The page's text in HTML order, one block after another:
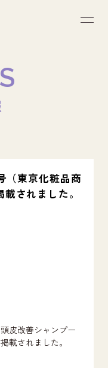
（東京化粧品商
されました。
皮改善シャンプー
載されました。